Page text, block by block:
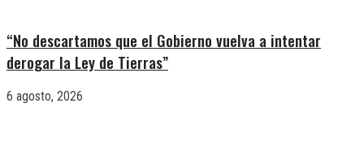
“No descartamos que el Gobierno vuelva a intentar
derogar la Ley de Tierras”
6 agosto, 2026